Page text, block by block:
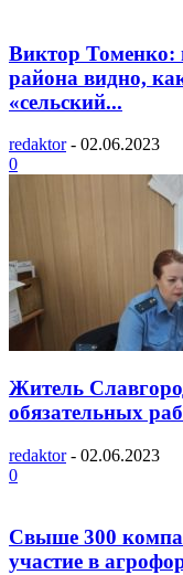
Виктор Томенко:
района видно,
«сельский...
redaktor - 02.06.2023
0
Житель
обязательных
redaktor - 02.06.2023
0
Свыше 300
участие в